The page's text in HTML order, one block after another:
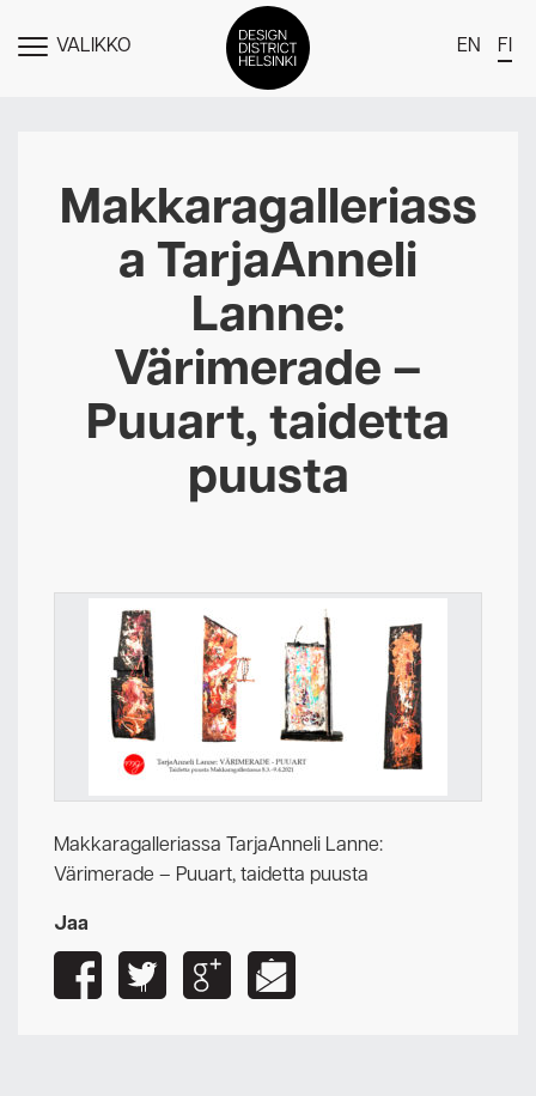
NÄYTÄVALIKKO EN FI
Jäsenet
Tapahtumat
Uutiset
Medialle
Meistä
Design District Helsingin jäsenyydestä
Ota yhteyttä
Makkaragalleriass
a TarjaAnneli
Lanne:
Värimerade –
Puuart, taidetta
puusta
Makkaragalleriassa TarjaAnneli Lanne:
Värimerade – Puuart, taidetta puusta
Jaa